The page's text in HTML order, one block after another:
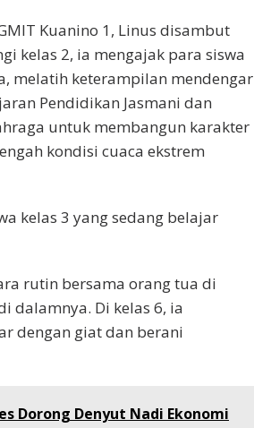
Kuanino 1, Linus disambut
kelas 2, ia mengajak para siswa
melatih keterampilan mendengar
Pendidikan Jasmani dan
untuk membangun karakter
kondisi cuaca ekstrem
kelas 3 yang sedang belajar
rutin bersama orang tua di
dalamnya. Di kelas 6, ia
dengan giat dan berani
Dorong Denyut Nadi Ekonomi